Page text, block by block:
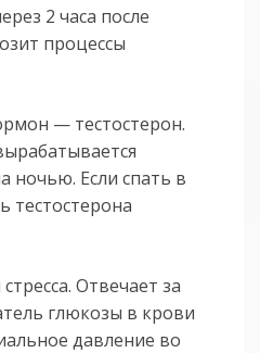
2 часа после
процессы
— тестостерон.
ночью. Если спать в
тестостерона
Отвечает за
глюкозы в крови
давление во